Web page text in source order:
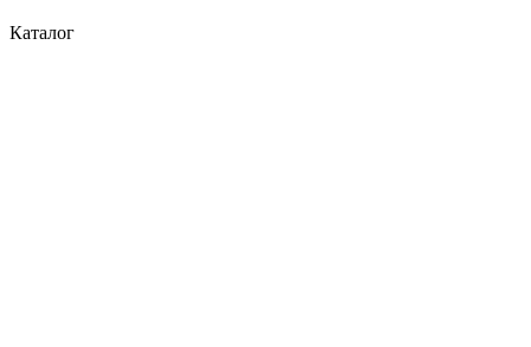
Каталог